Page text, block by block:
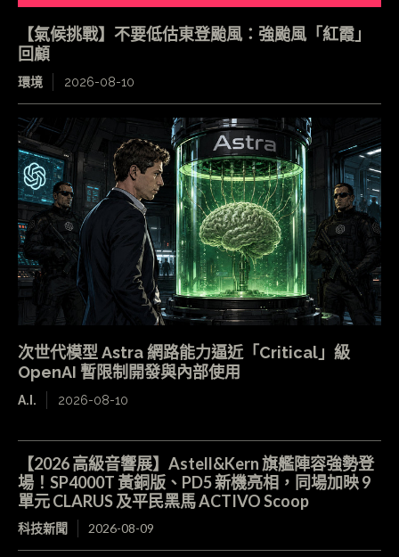
【氣候挑戰】不要低估東登颱風：強颱風「紅霞」
回顧
環境 2026-08-10
次世代模型 Astra 網路能力逼近「Critical」級
OpenAI 暫限制開發與內部使用
A.I. 2026-08-10
【2026 高級音響展】Astell&Kern 旗艦陣容強勢登
場！SP4000T 黃銅版、PD5 新機亮相，同場加映 9
單元 CLARUS 及平民黑馬 ACTIVO Scoop
科技新聞 2026-08-09